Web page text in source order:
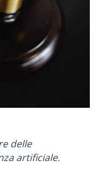
delle
artificiale.